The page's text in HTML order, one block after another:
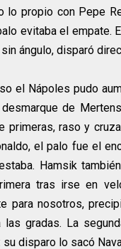
lo propio con Pepe
evitaba el empate.
ángulo, disparó
el Nápoles pudo
de
primeras, raso y
el palo fue el
Hamsik
tras irse en
para nosotros,
gradas. La
disparo lo sacó